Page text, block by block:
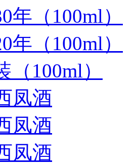
年（100ml）
年（100ml）
（100ml）
凤酒
凤酒
凤酒